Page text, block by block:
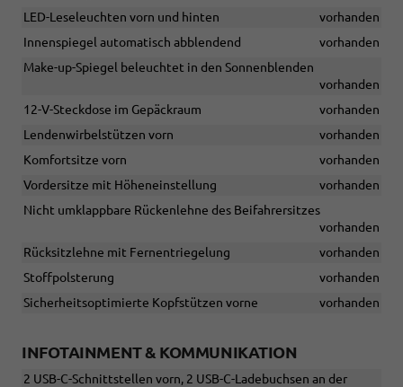
LED-Leseleuchten vorn und hinten
vorhanden
Innenspiegel automatisch abblendend
vorhanden
Make-up-Spiegel beleuchtet in den Sonnenblenden
vorhanden
12-V-Steckdose im Gepäckraum
vorhanden
Lendenwirbelstützen vorn
vorhanden
Komfortsitze vorn
vorhanden
Vordersitze mit Höheneinstellung
vorhanden
Nicht umklappbare Rückenlehne des Beifahrersitzes
vorhanden
Rücksitzlehne mit Fernentriegelung
vorhanden
Stoffpolsterung
vorhanden
Sicherheitsoptimierte Kopfstützen vorne
vorhanden
INFOTAINMENT & KOMMUNIKATION
2 USB-C-Schnittstellen vorn, 2 USB-C-Ladebuchsen an der